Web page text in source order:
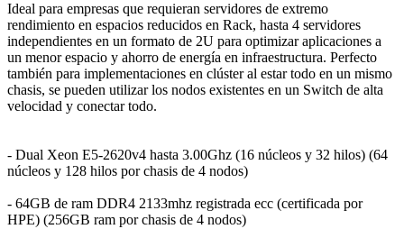
Ideal para empresas que requieran servidores de extremo
rendimiento en espacios reducidos en Rack, hasta 4 servidores
independientes en un formato de 2U para optimizar aplicaciones a
un menor espacio y ahorro de energía en infraestructura. Perfecto
también para implementaciones en clúster al estar todo en un mismo
chasis, se pueden utilizar los nodos existentes en un Switch de alta
velocidad y conectar todo.
- Dual Xeon E5-2620v4 hasta 3.00Ghz (16 núcleos y 32 hilos) (64
núcleos y 128 hilos por chasis de 4 nodos)
- 64GB de ram DDR4 2133mhz registrada ecc (certificada por
HPE) (256GB ram por chasis de 4 nodos)